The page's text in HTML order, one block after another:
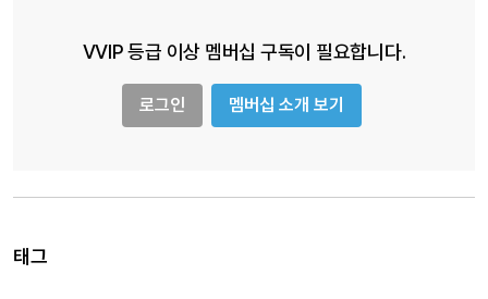
VVIP 등급 이상 멤버십 구독이 필요합니다.
로그인 멤버십 소개 보기
태그